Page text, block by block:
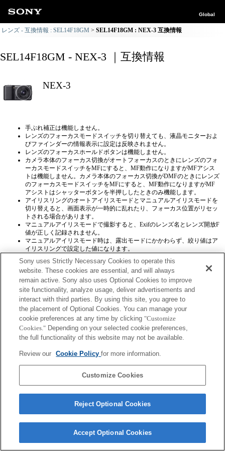
Global
レンズ - 互換情報 : SEL14F18GM SEL14F18GM : NEX-3 互換情報
SEL14F18GM - NEX-3 ｜互換情報
NEX-3
手ぶれ補正は機能しません。
レンズのフォーカスモードスイッチを切り替えても、液晶モニターおよ
びファインダーの情報表示に設定は反映されません。
レンズのフォーカスホールドボタンは機能しません。
カメラ本体のフォーカス切換がオートフォーカスのときにレンズのフォ
ーカスモードスイッチをMFにすると、MF動作になりますがMFアシス
トは機能しません。カメラ本体のフォーカス切換がDMFのときにレンズ
のフォーカスモードスイッチをMFにすると、MF動作になりますがMF
アシストはシャッターボタンを半押ししたときのみ機能します。
アイリスリングのオートアイリスモードとマニュアルアイリスモードを
切り替えると、画面表示が一時的に乱れたり、フォーカス位置がリセッ
トされる場合があります。
マニュアルアイリスモードで撮影すると、Exifのレンズ名とレンズ開放F
値が正しく記録されません。
マニュアルアイリスモード時は、露出モードにかかわらず、絞り値はア
イリスリングで設定した値になります。
動画記録中に、オートアイリスモードとマニュアルアイリスモードを切
り替えると、記録が停止されます。
アイリスリングを操作しても、パワーセーブまでの時間は延長されませ
ん。
マイフォトスタイルの背景ぼかし機能はマニュアルアイリスモード時に
は使用できませんが、背景ぼかしのメニューが表示されてしまいます。
Exifのレンズ名称は正しく記録されません。
Sony uses Strictly Necessary Cookies to operate this
website. These cookies are essential, and will always
remain active. Sony also uses Optional Cookies to improve
site functionality, analyze usage, deliver advertisements and
interact with third parties. By using this site, you agree to
the placement of Optional Cookies. You can manage your
cookie preferences at any time by clicking "Customize
Cookies." Depending on your selected cookie preferences,
the full functionality of this website may not be available.
Review our Cookie Policyfor more information.
Customize Cookies
Reject Optional Cookies
Accept Optional Cookies